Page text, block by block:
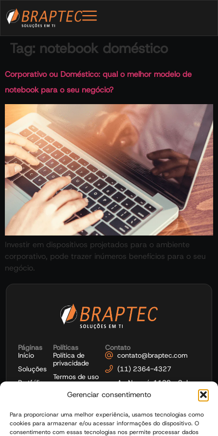
Gerenciar consentimento
Para proporcionar uma melhor experiência, usamos tecnologias como
cookies para armazenar e/ou acessar informações do dispositivo. O
consentimento com essas tecnologias nos permite processar dados
Tag: notebook doméstico
Corporativo ou Doméstico: qual o melhor modelo de
notebook para o seu negócio?
Investir em dispositivos projetados para o ambiente
corporativo, pode trazer inúmeros benefícios para o seu
negócio.
Páginas
Início
Soluções
Portfólio
TI
Blog
Políticas
Política de
privacidade
Termos de uso
Contato
contato@braptec.com
(11) 2364-4327
Av. Nazaré, 1139 - Sala
1103 - Ipiranga - São
Paulo